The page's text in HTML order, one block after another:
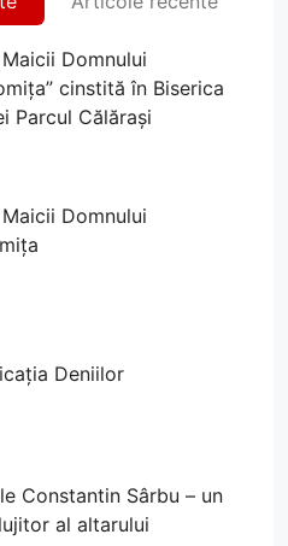
Domnului
cinstită în Biserica
Parcul Călărași
Domnului
Deniilor
Constantin Sârbu – un
al altarului